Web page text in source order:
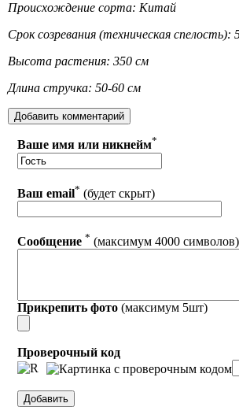
Происхождение сорта: Китай
Срок созревания (техническая спелость):
Высота растения: 350 см
Длина стручка: 50-60 см
Ваше имя или никнейм*
Ваш email* (будет скрыт)
Сообщение * (максимум 4000 символов)
Прикрепить фото (максимум 5шт)
Проверочный код